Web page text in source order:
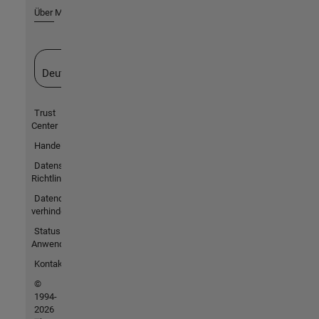
Über MathWorks
Deutschland
Trust
Center
Handelsmarken
Datenschutz-
Richtlinien
Datendiebstahl
verhindern
Status von
Anwendungen
Kontakt
©
1994-
2026